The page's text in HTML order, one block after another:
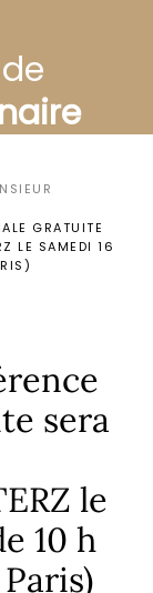
GRATUITE
LE SAMEDI 16
sera
le
10 h